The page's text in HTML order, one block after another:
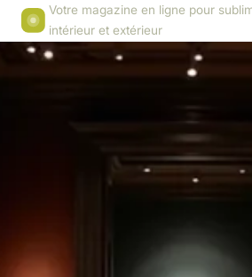
Votre magazine en ligne pour
intérieur et extérieur